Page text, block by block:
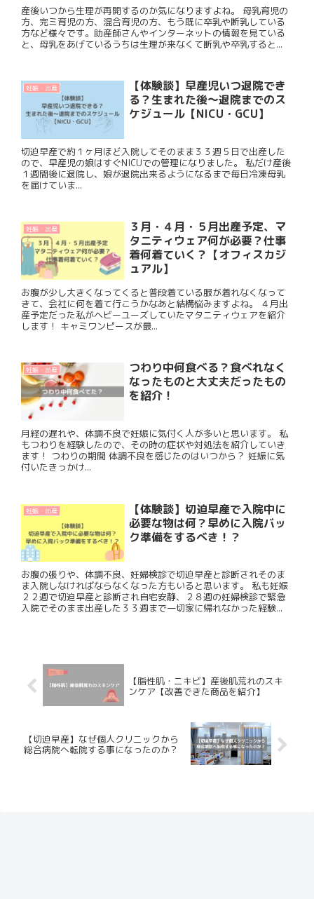
産後いつから生理が再開するのか気になりますよね。 母乳育児の
方、完ミ育児の方、混合育児の方、もう既に卒乳や断乳している
方など様々です。助産師さんやインターネットの情報を見ている
と、母乳をあげているうちは生理が来なくて断乳や卒乳すると...
妊娠・出産
【体験談】早産児いつ退院でき
る？生まれた後〜退院までのス
ケジュール【NICU・GCU】
切迫早産で約１ヶ月ほど入院してそのまま３３週５日で出産した
ので、早産児の娘はすぐNICUでの管理になりました。 私だけ産後
１週間後に退院し、娘が退院出来るようになるまで毎日冷凍母乳
を届けていま...
妊娠・出産
３月・４月・５月出産予定、マ
タニティウェア何が必要？仕事
着何着ていく？【オフィスカジ
ュアル】
お腹が少し大きくなってくると普段着ている服が着れなくなって
きて、会社に何を着て行こうかなあと結構悩みますよね。 ４月出
産予定だった私がヘビーユーズしていたマタニティウェアを紹介
します！ キャミワンピースが最...
妊娠・出産
つわり中何食べる？食べれなく
なったものと大丈夫だったもの
を紹介！
月経の遅れや、体調不良で妊娠に気付く人が多いと思います。 私
もつわりを経験したので、その時の症状や対処法を紹介していき
ます！ つわりの期間 体調不良を感じたのはいつから？ 妊娠に気
付いたきっかけ...
妊娠・出産
【体験談】切迫早産で入院中に
必要な物は何？早めに入院バッ
ク準備をするべき！？
お腹の張りや、体調不良、妊婦検診で切迫早産と診断されそのま
ま入院しなければならなくなった方もいると思います。 私も妊娠
２２週で切迫早産と診断され自宅安静、２８週の妊婦検診で緊急
入院でそのまま出産した３３週まで一切家に帰れなかった経験...
【脂性肌・ニキビ】産後肌荒れのスキ
ンケア【改善できた商品を紹介】
【切迫早産】なぜ個人クリニックから
総合病院へ転院する事になったのか？